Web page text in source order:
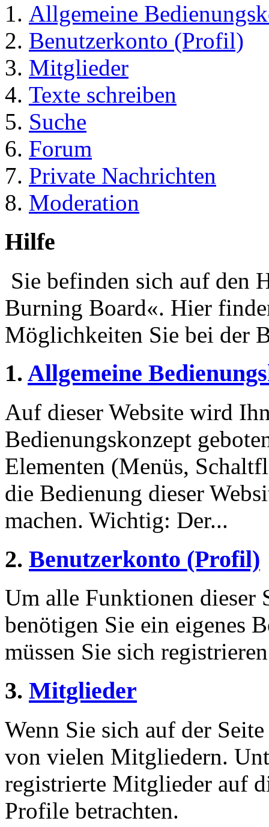
Allgemeine
Benutzerkonto (Profil)
Mitglieder
Texte schreiben
Suche
Forum
Private Nachrichten
Moderation
Hilfe
Sie befinden sich auf den
Burning Board«. Hier
Möglichkeiten Sie bei der
1. Allgemeine
Auf dieser Website wird
Bedienungskonzept
Elementen (Menüs,
die Bedienung dieser
machen. Wichtig: Der...
2. Benutzerkonto (Profil)
Um alle Funktionen dieser
benötigen Sie ein eigenes
müssen Sie sich
3. Mitglieder
Wenn Sie sich auf der
von vielen Mitgliedern.
registrierte Mitglieder auf
Profile betrachten.